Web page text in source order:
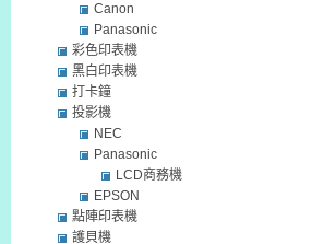
Canon
Panasonic
彩色印表機
黑白印表機
打卡鐘
投影機
NEC
Panasonic
LCD商務機
EPSON
點陣印表機
護貝機